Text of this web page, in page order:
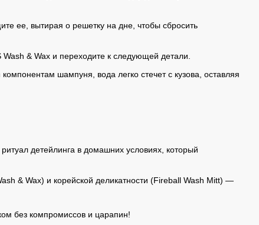
ее, вытирая о решетку на дне, чтобы сбросить
& Wax и переходите к следующей детали.
шампуня, вода легко стечет с кузова, оставляя
детейлинга в домашних условиях, который
& Wax) и корейской деликатности (Fireball Wash Mitt) —
без компромиссов и царапин!